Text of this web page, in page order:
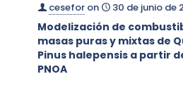
cesefor on 30 de junio de
Modelización de
masas puras y mixtas de
Pinus halepensis a partir
PNOA